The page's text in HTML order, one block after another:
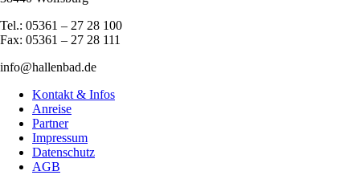
Tel.: 05361 – 27 28 100
Fax: 05361 – 27 28 111
info@hallenbad.de
Kontakt & Infos
Anreise
Partner
Impressum
Datenschutz
AGB